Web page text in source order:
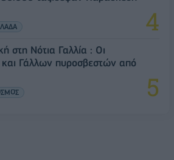
στη Νότια Γαλλία : Οι
και Γάλλων πυροσβεστών από